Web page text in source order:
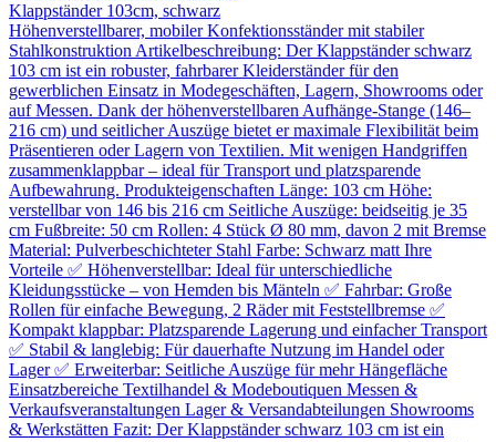
Klappständer 103cm, schwarz
Höhenverstellbarer, mobiler Konfektionsständer mit stabiler
Stahlkonstruktion Artikelbeschreibung: Der Klappständer schwarz
103 cm ist ein robuster, fahrbarer Kleiderständer für den
gewerblichen Einsatz in Modegeschäften, Lagern, Showrooms oder
auf Messen. Dank der höhenverstellbaren Aufhänge-Stange (146–
216 cm) und seitlicher Auszüge bietet er maximale Flexibilität beim
Präsentieren oder Lagern von Textilien. Mit wenigen Handgriffen
zusammenklappbar – ideal für Transport und platzsparende
Aufbewahrung. Produkteigenschaften Länge: 103 cm Höhe:
verstellbar von 146 bis 216 cm Seitliche Auszüge: beidseitig je 35
cm Fußbreite: 50 cm Rollen: 4 Stück Ø 80 mm, davon 2 mit Bremse
Material: Pulverbeschichteter Stahl Farbe: Schwarz matt Ihre
Vorteile ✅ Höhenverstellbar: Ideal für unterschiedliche
Kleidungsstücke – von Hemden bis Mänteln ✅ Fahrbar: Große
Rollen für einfache Bewegung, 2 Räder mit Feststellbremse ✅
Kompakt klappbar: Platzsparende Lagerung und einfacher Transport
✅ Stabil & langlebig: Für dauerhafte Nutzung im Handel oder
Lager ✅ Erweiterbar: Seitliche Auszüge für mehr Hängefläche
Einsatzbereiche Textilhandel & Modeboutiquen Messen &
Verkaufsveranstaltungen Lager & Versandabteilungen Showrooms
& Werkstätten Fazit: Der Klappständer schwarz 103 cm ist ein